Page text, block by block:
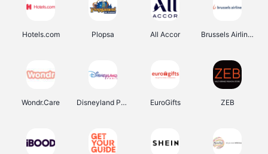
Hotels.com Plopsa All Accor Brussels Airlines
Wondr.Care Disneyland Paris EuroGifts ZEB